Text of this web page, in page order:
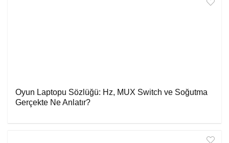
Oyun Laptopu Sözlüğü: Hz, MUX Switch ve Soğutma
Gerçekte Ne Anlatır?